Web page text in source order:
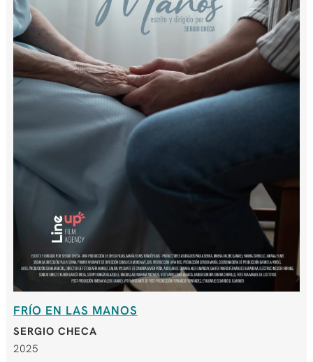
FRÍO EN LAS MANOS
SERGIO CHECA
2025